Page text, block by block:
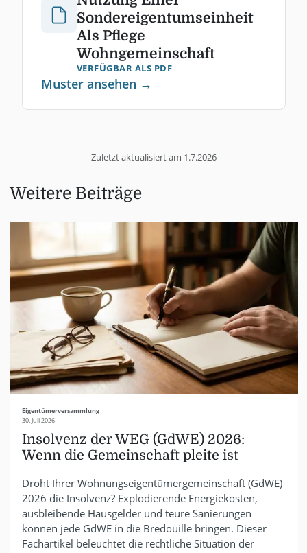
Sondereigentumseinheit
Als Pflege
Wohngemeinschaft
VERFÜGBAR ALS PDF
Muster ansehen →
Zuletzt aktualisiert am 1.7.2026
Weitere Beiträge
Eigentümerversammlung
30. Juli 2026
Insolvenz der WEG (GdWE) 2026:
Wenn die Gemeinschaft pleite ist
Droht Ihrer Wohnungseigentümergemeinschaft (GdWE)
2026 die Insolvenz? Explodierende Energiekosten,
ausbleibende Hausgelder und teure Sanierungen
können jede GdWE in die Bredouille bringen. Dieser
Fachartikel beleuchtet die rechtliche Situation der